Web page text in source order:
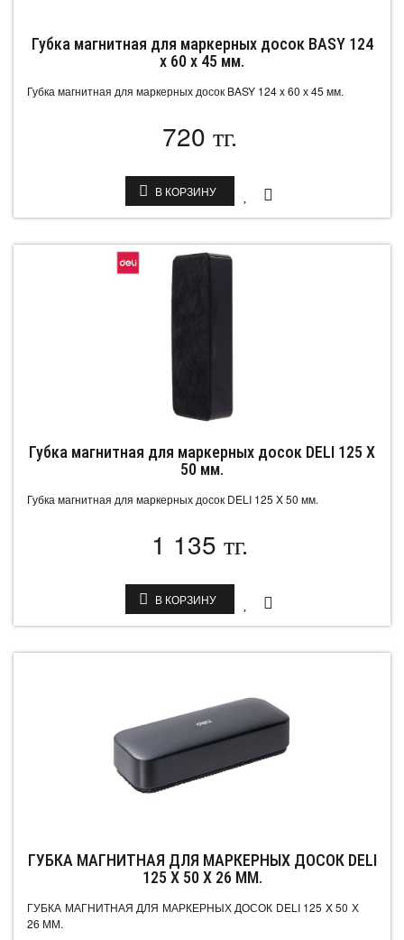
Губка магнитная для маркерных досок BASY 124
x 60 х 45 мм.
Губка магнитная для маркерных досок BASY 124 x 60 х 45 мм.
720 тг.
В КОРЗИНУ
Губка магнитная для маркерных досок DELI 125 X
50 мм.
Губка магнитная для маркерных досок DELI 125 X 50 мм.
1 135 тг.
В КОРЗИНУ
ГУБКА МАГНИТНАЯ ДЛЯ МАРКЕРНЫХ ДОСОК DELI
125 X 50 Х 26 ММ.
ГУБКА МАГНИТНАЯ ДЛЯ МАРКЕРНЫХ ДОСОК DELI 125 X 50 Х
26 ММ.